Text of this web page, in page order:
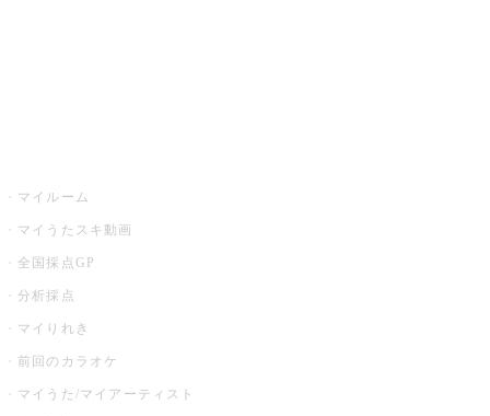
マイルーム
マイうたスキ動画
全国採点GP
分析採点
マイりれき
前回のカラオケ
マイうた/マイアーティスト